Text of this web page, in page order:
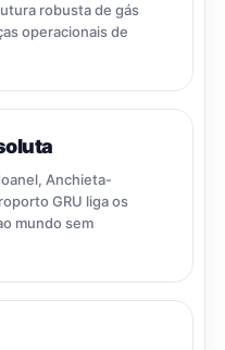
robusta de gás
operacionais de
Anchieta-
GRU liga os
mundo sem